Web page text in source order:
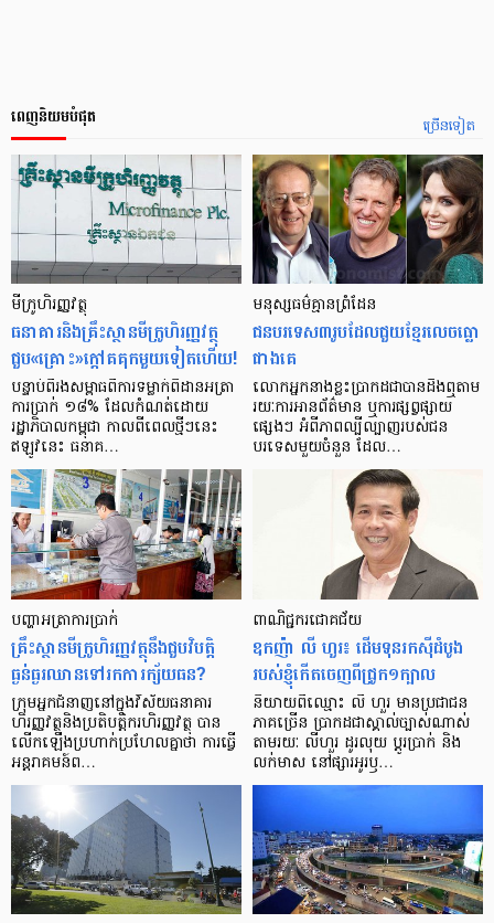
ច្រើនទៀត
ពេញនិយមបំផុត
មីក្រូ​ហិរញ្ញវត្ថុ
ធនាគារ​និង​គ្រឹះស្ថាន​មីក្រូ​ហិរញ្ញវត្ថុ​
ជួប«គ្រោះ»ក្តៅ​គគុក​មួយ​ទៀត​ហើយ!
បន្ទាប់​ពី​រង​សម្ពាធ​​ពី​ការ​ទម្លាក់​ពិដាន​អត្រា​
ការ​ប្រាក់ ១៨​% ដែល​កំណត់​ដោយ​
រដ្ឋាភិបាល​កម្ពុជា កាល​ពី​ពេល​ថ្មីៗ​នេះ
ឥឡូវ​នេះ ធនាគ…
មនុស្ស​ធម៌​គ្មាន​ព្រំដែន
ជន​បរទេស​៣​រូប​ដែល​ជួយ​ខ្មែរ​លេច​ធ្លោ​
ជាង​គេ
លោកអ្នក​នាង​ខ្លះ​ប្រាកដ​ជា​បាន​​ដឹង​ឮ​តាម​
រយៈ​ការ​អាន​ព័ត៌មាន ឬ​ការ​ផ្សព្វផ្សាយ​
ផ្សេងៗ អំពី​ភាព​ល្បីល្បាញ​របស់​ជន​
បរទេស​មួយ​ចំនួន ដែល…
បញ្ហា​អត្រា​ការប្រាក់
គ្រឹះស្ថាន​មីក្រូ​ហិរញ្ញវត្ថុ​នឹង​ជួប​វិបត្តិ​
ធ្ងន់ធ្ងរ​ឈាន​ទៅ​រក​ការ​ក្ស័យធន?
ក្រុម​អ្នក​ជំនាញ​នៅ​ក្នុង​វិស័យ​ធនាគារ
ហិរញ្ញវត្ថុ​និង​ប្រតិបត្តិករ​ហិរញ្ញ​វត្ថុ បាន​​
លើក​ឡើង​ប្រហាក់​ប្រហែល​គ្នា​ថា ការ​ធ្វើ​
អន្តរាគមន៍​ព…
ពាណិជ្ជករជោគជ័យ
ឧកញ៉ា លី ហួរ៖ ដើមទុនរកស៊ីដំបូង
របស់ខ្ញុំកើតចេញពីជ្រូក១ក្បាល
និយាយ​ពី​ឈ្មោះ លី ហួរ មាន​ប្រជាជន​
ភាគ​ច្រើន ប្រាកដ​ជា​ស្គាល់​ច្បាស់​ណាស់
តាមរយៈ លីហួរ ដូរ​លុយ ប្តូរ​បា្រក់ និង​
លក់​មាស នៅ​ផ្សារ​អូរ​ឫ…